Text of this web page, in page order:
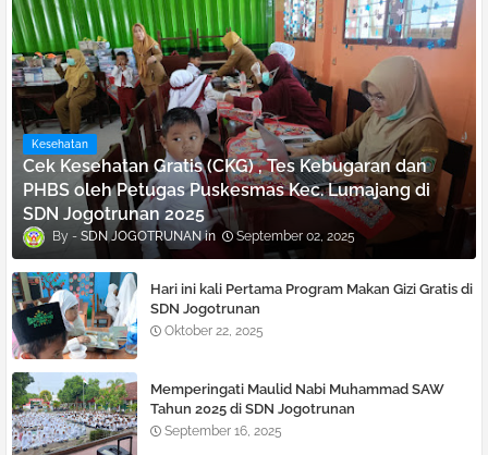
Kesehatan
Cek Kesehatan Gratis (CKG) , Tes Kebugaran dan
PHBS oleh Petugas Puskesmas Kec. Lumajang di
SDN Jogotrunan 2025
SDN JOGOTRUNAN September 02, 2025
Hari ini kali Pertama Program Makan Gizi Gratis di
SDN Jogotrunan
Oktober 22, 2025
Memperingati Maulid Nabi Muhammad SAW
Tahun 2025 di SDN Jogotrunan
September 16, 2025